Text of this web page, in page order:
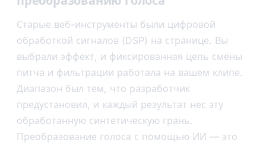
Старые веб-инструменты были цифровой
обработкой сигналов (DSP) на странице. Вы
выбрали эффект, и фиксированная цепь смены
питча и фильтрации работала на вашем клипе.
Диапазон был тем, что разработчик
предустановил, и каждый результат нес эту
обработанную синтетическую грань.
Преобразование голоса с помощью ИИ — это